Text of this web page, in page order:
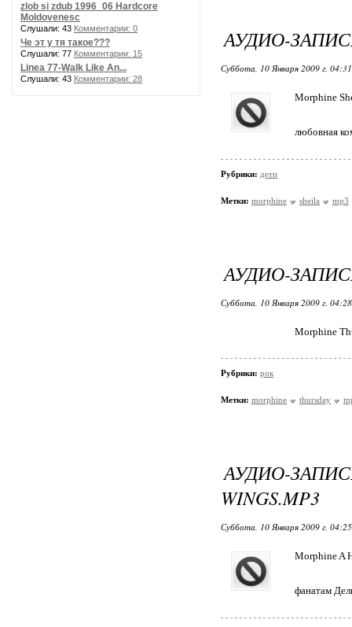
zlob si zdub 1996_06 Hardcore
Moldovenesc
Слушали: 43 Комментарии: 0
Че эт у тя такое???
Слушали: 77 Комментарии: 15
Linea 77-Walk Like An...
Слушали: 43 Комментарии: 28
АУДИО-
Суббота, 10 Января 2009 г.
Morphine
любовная
Рубрики: дети
Метки: morphine sheila mp3
АУДИО-
Суббота, 10 Января 2009 г.
Morphine
Рубрики: рок
Метки: morphine thursday
АУДИО-
WINGS.MP3
Суббота, 10 Января 2009 г.
Morphine A
фанатам